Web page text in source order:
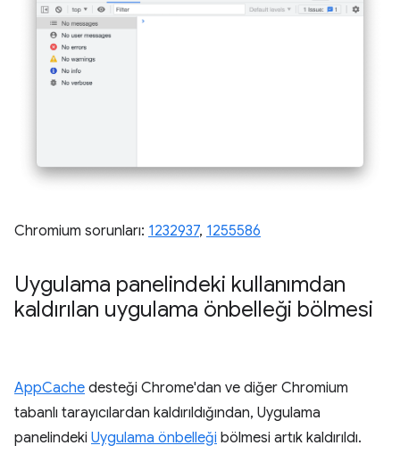
Chromium sorunları: 1232937, 1255586
Uygulama panelindeki kullanımdan
kaldırılan uygulama önbelleği bölmesi
AppCache desteği Chrome'dan ve diğer Chromium
tabanlı tarayıcılardan kaldırıldığından, Uygulama
panelindeki Uygulama önbelleği bölmesi artık kaldırıldı.